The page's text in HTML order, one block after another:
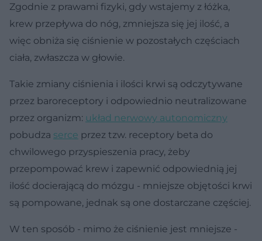
Zgodnie z prawami fizyki, gdy wstajemy z łóżka,
krew przepływa do nóg, zmniejsza się jej ilość, a
więc obniża się ciśnienie w pozostałych częściach
ciała, zwłaszcza w głowie.
Takie zmiany ciśnienia i ilości krwi są odczytywane
przez baroreceptory i odpowiednio neutralizowane
przez organizm: układ nerwowy autonomiczny
pobudza serce przez tzw. receptory beta do
chwilowego przyspieszenia pracy, żeby
przepompować krew i zapewnić odpowiednią jej
ilość docierającą do mózgu - mniejsze objętości krwi
są pompowane, jednak są one dostarczane częściej.
W ten sposób - mimo że ciśnienie jest mniejsze -